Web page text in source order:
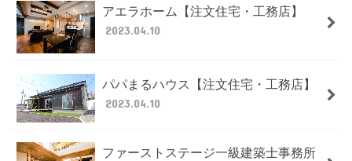
アエラホーム【注文住宅・工務店】
2023.04.10
パパまるハウス【注文住宅・工務店】
2023.04.10
ファーストステージ一級建築士事務所